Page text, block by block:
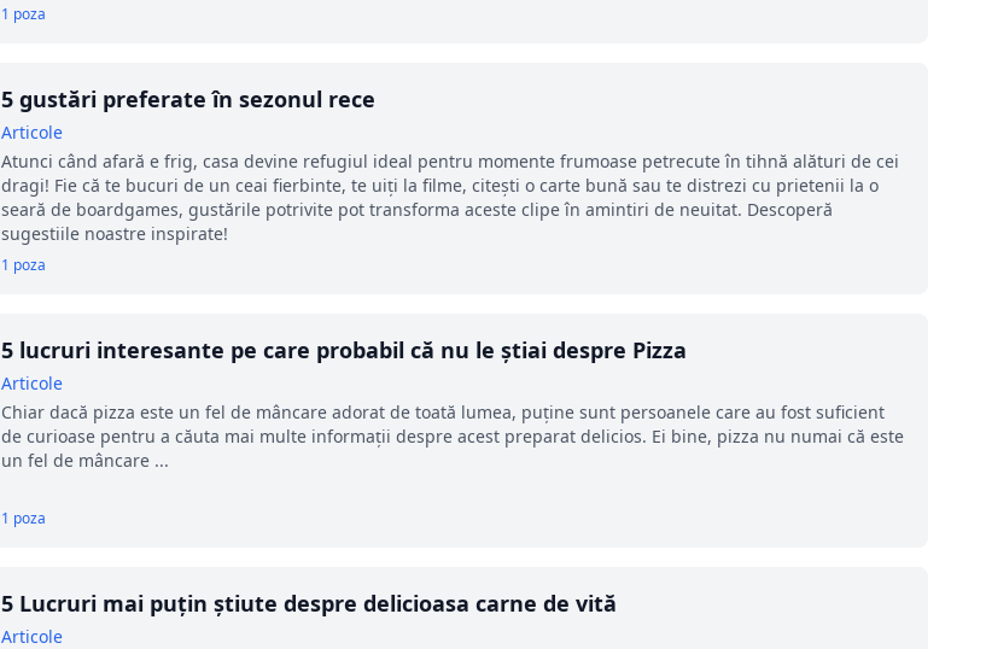
1 poza
5 gustări preferate în sezonul rece
Articole
Atunci când afară e frig, casa devine refugiul ideal pentru momente frumoase petrecute în tihnă alături de cei
dragi! Fie că te bucuri de un ceai fierbinte, te uiți la filme, citești o carte bună sau te distrezi cu prietenii la o
seară de boardgames, gustările potrivite pot transforma aceste clipe în amintiri de neuitat. Descoperă
sugestiile noastre inspirate!
1 poza
5 lucruri interesante pe care probabil că nu le știai despre Pizza
Articole
Chiar dacă pizza este un fel de mâncare adorat de toată lumea, puține sunt persoanele care au fost suficient
de curioase pentru a căuta mai multe informații despre acest preparat delicios. Ei bine, pizza nu numai că este
un fel de mâncare ...
1 poza
5 Lucruri mai puțin știute despre delicioasa carne de vită
Articole